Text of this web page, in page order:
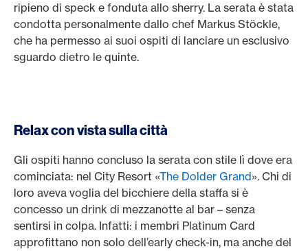
ripieno di speck e fonduta allo sherry. La serata è stata
condotta personalmente dallo chef Markus Stöckle,
che ha permesso ai suoi ospiti di lanciare un esclusivo
sguardo dietro le quinte.
Relax con vista sulla città
Gli ospiti hanno concluso la serata con stile lì dove era
cominciata: nel City Resort «The Dolder Grand». Chi di
loro aveva voglia del bicchiere della staffa si è
concesso un drink di mezzanotte al bar – senza
sentirsi in colpa. Infatti: i membri Platinum Card
approfittano non solo dell’early check-in, ma anche del